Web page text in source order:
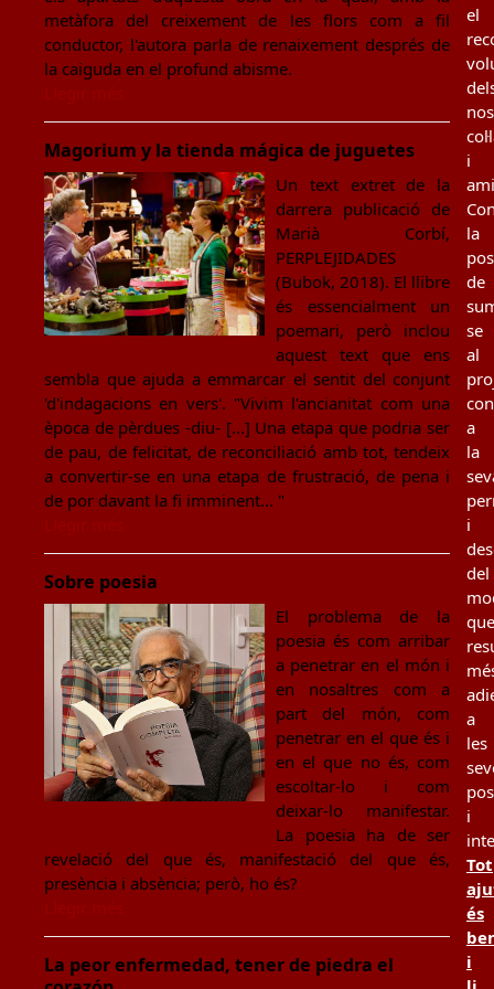
metàfora del creixement de les flors com a fil
conductor, l'autora parla de renaixement després de
la caiguda en el profund abisme.
Magorium y la tienda mágica de juguetes
Un text extret de la
darrera publicació de
Marià Corbí,
PERPLEJIDADES
(Bubok, 2018). El llibre
és essencialment un
poemari, però inclou
aquest text que ens
sembla que ajuda a emmarcar el sentit del conjunt
'd'indagacions en vers'. "Vivim l'ancianitat com una
època de pèrdues -diu- [...] Una etapa que podria ser
de pau, de felicitat, de reconciliació amb tot, tendeix
a convertir-se en una etapa de frustració, de pena i
de por davant la fi imminent... "
Sobre poesia
El problema de la
poesia és com arribar
a penetrar en el món i
en nosaltres com a
part del món, com
penetrar en el que és i
en el que no és, com
escoltar-lo i com
deixar-lo manifestar.
La poesia ha de ser
revelació del que és, manifestació del que és,
presència i absència; però, ho és?
La peor enfermedad, tener de piedra el
el
i
la
de
se
al
a
la
i
del
que
a
les
i
Tot
és
i